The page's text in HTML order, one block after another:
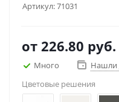
Артикул:71031
от 226.80 руб.
Много
Нашли
Цветовые решения